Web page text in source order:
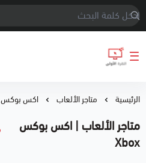
النقرة الأولى
الرئيسية متاجر الألعاب اكس بوكس Xbox
متاجر الألعاب | اكس بوكس
Xbox